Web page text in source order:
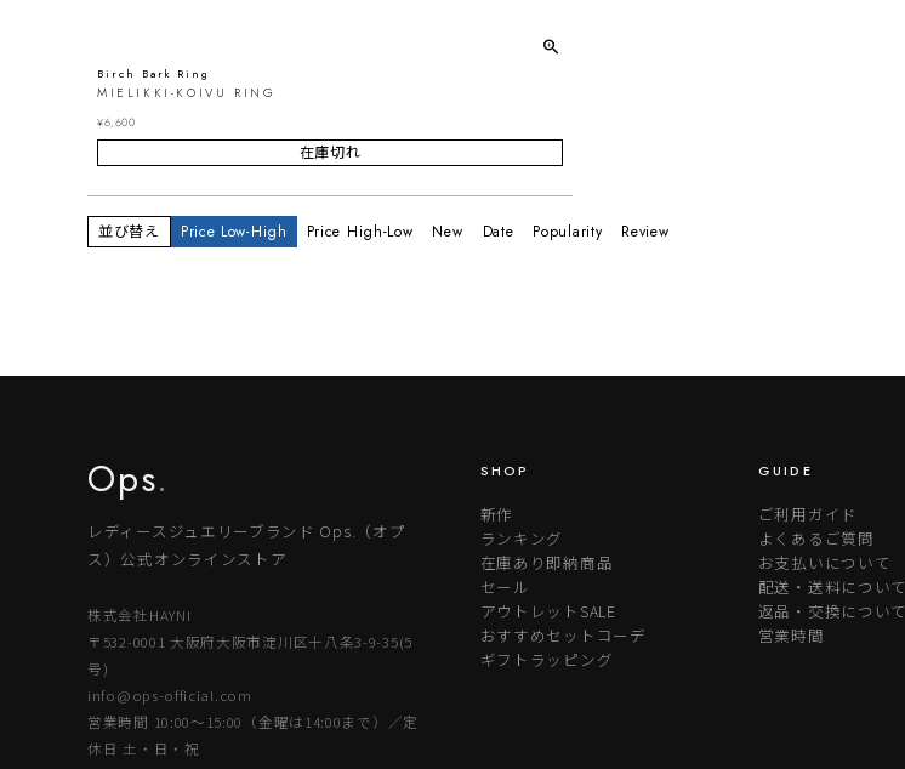
Birch Bark Ring
MIELIKKI-KOIVU RING
¥6,600
在庫切れ
並び替え Price Low-High Price High-Low New Date Popularity Review
Ops.
レディースジュエリーブランド Ops.（オプ
ス）公式オンラインストア
株式会社HAYNI
〒532-0001 大阪府大阪市淀川区十八条3-9-35(5
号)
info@ops-official.com
営業時間 10:00〜15:00（金曜は14:00まで）／定
休日 土・日・祝
SHOP
新作
ランキング
在庫あり即納商品
セール
アウトレットSALE
おすすめセットコーデ
ギフトラッピング
GUIDE
ご利用ガイド
よくあるご質問
お支払いについて
配送・送料について
返品・交換について
営業時間